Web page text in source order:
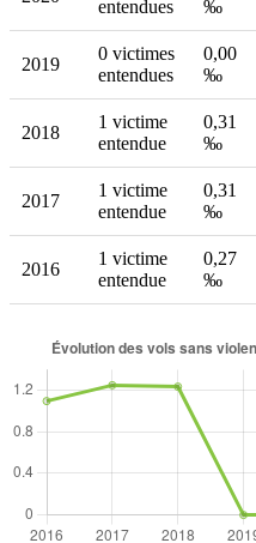
entendues ‰
2019
0 victimes
entendues
0,00
‰
2018
1 victime
entendue
0,31
‰
2017
1 victime
entendue
0,31
‰
2016
1 victime
entendue
0,27
‰